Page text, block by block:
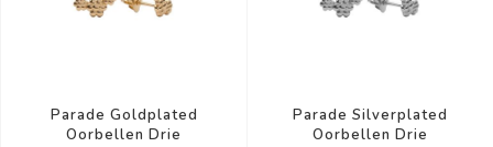
Parade Goldplated
Oorbellen Drie
Parade Silverplated
Oorbellen Drie